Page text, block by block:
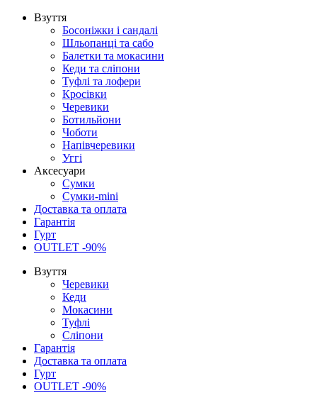
Взуття
Босоніжки і сандалі
Шльопанці та сабо
Балетки та мокасини
Кеди та сліпони
Туфлі та лофери
Кросівки
Черевики
Ботильйони
Чоботи
Напівчеревики
Уггі
Аксесуари
Сумки
Сумки-mini
Доставка та оплата
Гарантія
Гурт
OUTLET -90%
Взуття
Черевики
Кеди
Мокасини
Туфлі
Сліпони
Гарантія
Доставка та оплата
Гурт
OUTLET -90%